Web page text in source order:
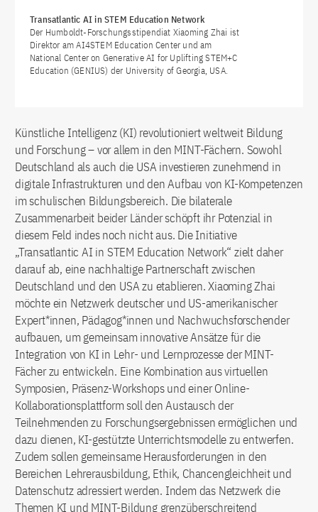
Transatlantic AI in STEM Education Network
Der Humboldt-Forschungsstipendiat Xiaoming Zhai ist
Direktor am AI4STEM Education Center und am
National Center on Generative AI for Uplifting STEM+C
Education (GENIUS) der University of Georgia, USA.
Künstliche Intelligenz (KI) revolutioniert weltweit Bildung
und Forschung – vor allem in den MINT-Fächern. Sowohl
Deutschland als auch die USA investieren zunehmend in
digitale Infrastrukturen und den Aufbau von KI-Kompetenzen
im schulischen Bildungsbereich. Die bilaterale
Zusammenarbeit beider Länder schöpft ihr Potenzial in
diesem Feld indes noch nicht aus. Die Initiative
„Transatlantic AI in STEM Education Network“ zielt daher
darauf ab, eine nachhaltige Partnerschaft zwischen
Deutschland und den USA zu etablieren. Xiaoming Zhai
möchte ein Netzwerk deutscher und US-amerikanischer
Expert*innen, Pädagog*innen und Nachwuchsforschender
aufbauen, um gemeinsam innovative Ansätze für die
Integration von KI in Lehr- und Lernprozesse der MINT-
Fächer zu entwickeln. Eine Kombination aus virtuellen
Symposien, Präsenz-Workshops und einer Online-
Kollaborationsplattform soll den Austausch der
Teilnehmenden zu Forschungsergebnissen ermöglichen und
dazu dienen, KI-gestützte Unterrichtsmodelle zu entwerfen.
Zudem sollen gemeinsame Herausforderungen in den
Bereichen Lehrerausbildung, Ethik, Chancengleichheit und
Datenschutz adressiert werden. Indem das Netzwerk die
Themen KI und MINT-Bildung grenzüberschreitend